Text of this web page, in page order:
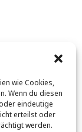
wie Cookies,
Wenn du diesen
eindeutige
erteilst oder
werden.